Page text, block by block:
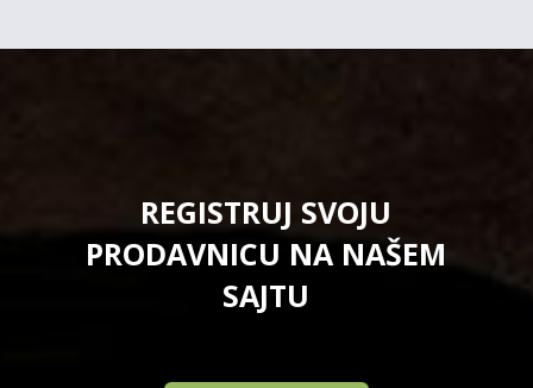
REGISTRUJ SVOJU
PRODAVNICU NA NAŠEM
SAJTU